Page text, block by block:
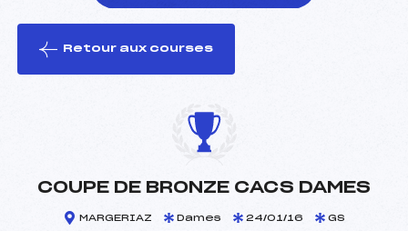
le ski
Retour aux courses
COUPE DE BRONZE CACS DAMES
MARGERIAZ Dames 24/01/16 GS